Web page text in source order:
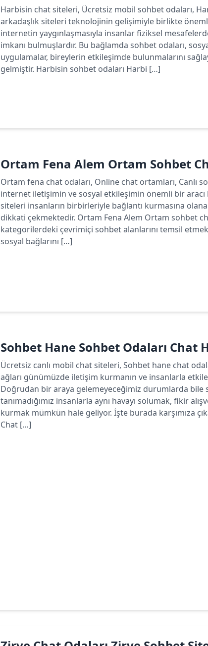
Harbisin chat siteleri, Ücretsiz mobil sohbet odaları,
arkadaşlık siteleri teknolojinin gelişimiyle birlikte
internetin yaygınlaşmasıyla insanlar fiziksel
imkanı bulmuşlardır. Bu bağlamda sohbet odaları,
uygulamalar, bireylerin etkileşimde bulunmalarını
gelmiştir. Harbisin sohbet odaları Harbi […]
Ortam Fena Alem Ortam Sohbet
Ortam fena chat odaları, Online chat ortamları, Canlı
internet iletişimin ve sosyal etkileşimin önemli bir
siteleri insanların birbirleriyle bağlantı kurmasına
dikkati çekmektedir. Ortam Fena Alem Ortam sohbet
kategorilerdeki çevrimiçi sohbet alanlarını temsil
sosyal bağlarını […]
Sohbet Hane Sohbet Odaları Chat
Ücretsiz canlı mobil chat siteleri, Sohbet hane chat
ağları günümüzde iletişim kurmanın ve insanlarla
Doğrudan bir araya gelemeyeceğimiz durumlarda bile
tanımadığımız insanlarla aynı havayı solumak, fikir
kurmak mümkün hale geliyor. İşte burada karşımıza
Chat […]